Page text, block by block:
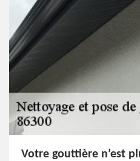
Votre gouttière n’est